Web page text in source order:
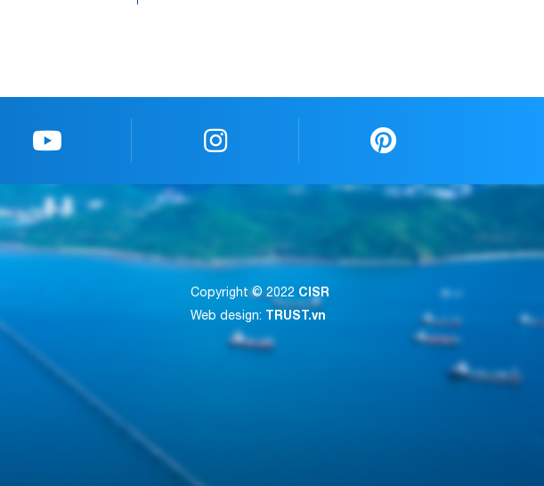
Copyright © 2022 CISR
Web design: TRUST.vn